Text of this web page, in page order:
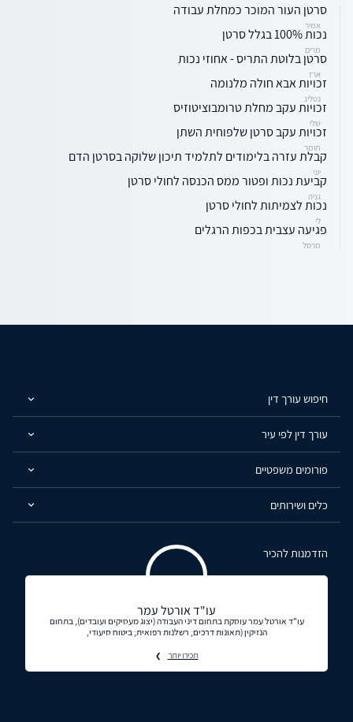
סרטן העור המוכר כמחלת עבודה
אמיר
נכות 100% בגלל סרטן
מרים
סרטן בלוטת התריס - אחוזי נכות
ארז
זכויות אבא חולה מלנומה
נטלינ
זכויות עקב מחלת טרומבוציטוזיס
שלי
זכויות עקב סרטן שלפוחית השתן
תומר
קבלת עזרה בלימודים לתלמיד תיכון שלוקה בסרטן הדם
יוני
קביעת נכות ופטור ממס הכנסה לחולי סרטן
גניה
נכות לצמיתות לחולי סרטן
לי
פגיעה עצבית בכפות הרגלים
מרסל
חיפוש עורך דין
עורך דין לפי עיר
פורומים משפטיים
כלים ושירותים
הזדמנות להכיר
עו"ד אורטל עמר
עו"ד אורטל עמר עוסקת בתחום דיני העבודה (יצוג מעסיקים ועובדים), בתחום
הנזיקין (תאונות דרכים, רשלנות רפואית, ביטוח סיעודי,
תכירו יותר